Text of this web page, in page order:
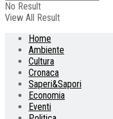
No Result
View All Result
Home
Ambiente
Cultura
Cronaca
Saperi&Sapori
Economia
Eventi